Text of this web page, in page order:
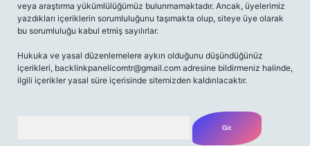
veya araştırma yükümlülüğümüz bulunmamaktadır. Ancak, üyelerimiz
yazdıkları içeriklerin sorumluluğunu taşımakta olup, siteye üye olarak
bu sorumluluğu kabul etmiş sayılırlar.
Hukuka ve yasal düzenlemelere aykırı olduğunu düşündüğünüz
içerikleri, backlinkpanelicomtr@gmail.com adresine bildirmeniz halinde,
ilgili içerikler yasal süre içerisinde sitemizden kaldırılacaktır.